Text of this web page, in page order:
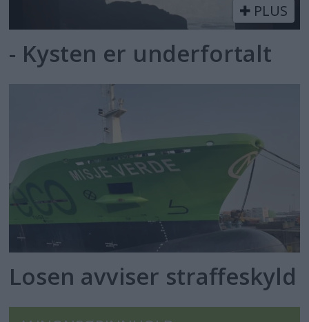
PLUS
- Kysten er underfortalt
Losen avviser straffeskyld